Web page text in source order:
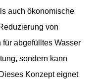
auch ökonomische
von
abgefülltes Wasser
sondern kann
Konzept eignet